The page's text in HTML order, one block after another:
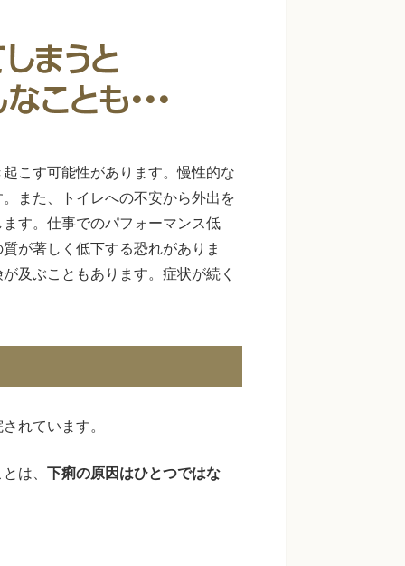
こす可能性があります。慢性的な
また、トイレへの不安から外出を
す。仕事でのパフォーマンス低
が著しく低下する恐れがありま
及ぶこともあります。症状が続く
れています。
は、 下痢の原因はひとつではな